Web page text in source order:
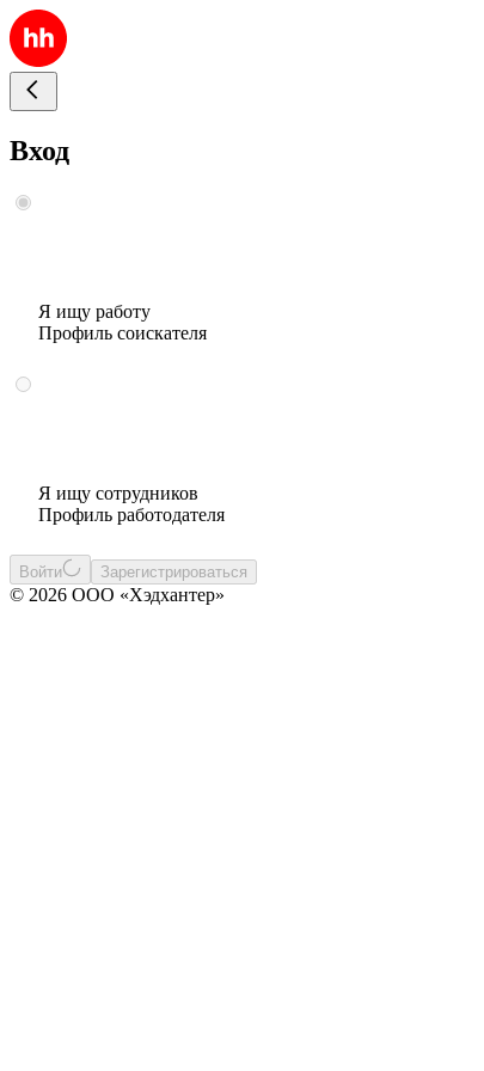
Вход
Я ищу работу
Профиль соискателя
Я ищу сотрудников
Профиль работодателя
Войти Зарегистрироваться
© 2026 ООО «Хэдхантер»